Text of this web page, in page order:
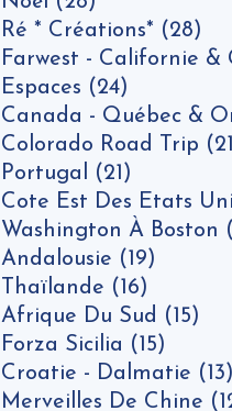
Ré * Créations* (28)
Farwest - Californie &
Espaces (24)
Canada - Québec &
Colorado Road Trip
Portugal (21)
Cote Est Des Etats
Washington À Boston
Andalousie (19)
Thaïlande (16)
Afrique Du Sud (15)
Forza Sicilia (15)
Croatie - Dalmatie (13)
Merveilles De Chine